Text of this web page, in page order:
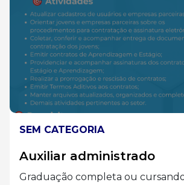
SEM CATEGORIA
Auxiliar administrado
Graduação completa ou cursando